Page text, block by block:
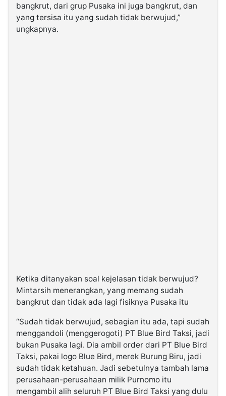
bangkrut, dari grup Pusaka ini juga bangkrut, dan
yang tersisa itu yang sudah tidak berwujud,”
ungkapnya.
Ketika ditanyakan soal kejelasan tidak berwujud?
Mintarsih menerangkan, yang memang sudah
bangkrut dan tidak ada lagi fisiknya Pusaka itu
“Sudah tidak berwujud, sebagian itu ada, tapi sudah
menggandoli (menggerogoti) PT Blue Bird Taksi, jadi
bukan Pusaka lagi. Dia ambil order dari PT Blue Bird
Taksi, pakai logo Blue Bird, merek Burung Biru, jadi
sudah tidak ketahuan. Jadi sebetulnya tambah lama
perusahaan-perusahaan milik Purnomo itu
mengambil alih seluruh PT Blue Bird Taksi yang dulu